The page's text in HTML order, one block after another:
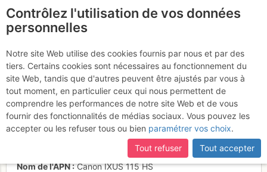
Aéroport de Lukla
Activités
Date/heure
30 oct. 2011 05:17
Contributeur
marco167
collaboratif (CC by-sa)
Nom de l'APN
Canon IXUS 115 HS
Contrôlez l'utilisation de vos données
personnelles
Notre site Web utilise des cookies fournis par nous et par des
tiers. Certains cookies sont nécessaires au fonctionnement du
site Web, tandis que d'autres peuvent être ajustés par vous à
tout moment, en particulier ceux qui nous permettent de
comprendre les performances de notre site Web et de vous
fournir des fonctionnalités de médias sociaux. Vous pouvez les
accepter ou les refuser tous ou bien paramétrer vos choix.
Tout refuser
Tout accepter